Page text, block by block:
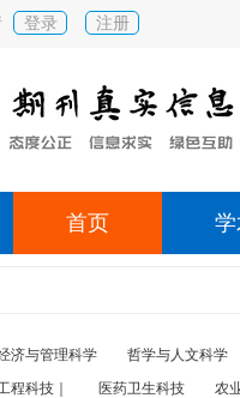
登录 注册
首页
济与管理科学 哲学与人文科学
程科技｜
医药卫生科技 农